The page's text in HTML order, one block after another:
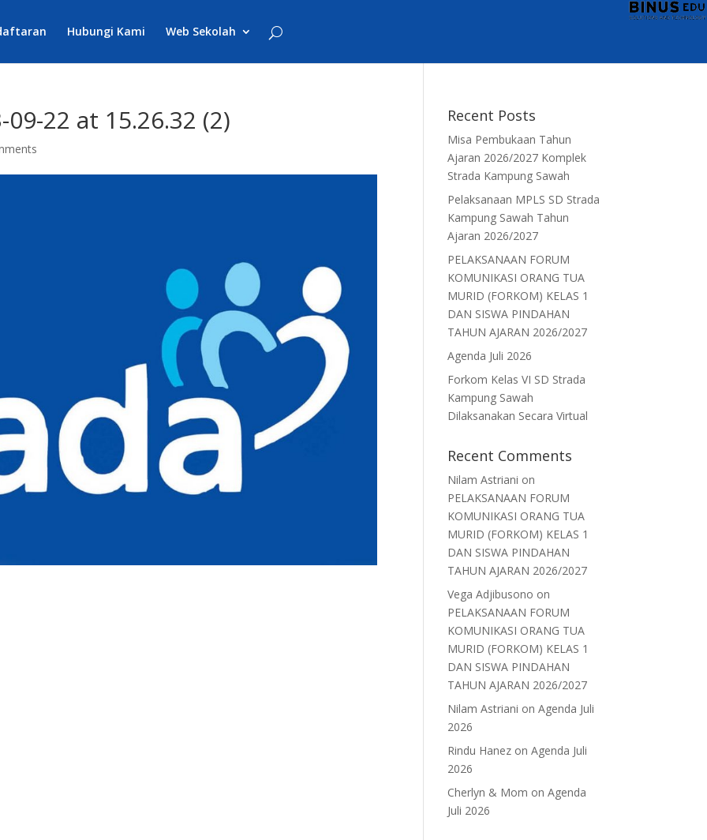
Hubungi Kami Web Sekolah
22 at 15.26.32 (2) Recent Posts
Misa Pembukaan Tahun
Ajaran 2026/2027 Komplek
Strada Kampung Sawah
Pelaksanaan MPLS SD Strada
Kampung Sawah Tahun
Ajaran 2026/2027
PELAKSANAAN FORUM
KOMUNIKASI ORANG TUA
MURID (FORKOM) KELAS 1
DAN SISWA PINDAHAN
TAHUN AJARAN 2026/2027
Agenda Juli 2026
Forkom Kelas VI SD Strada
Kampung Sawah
Dilaksanakan Secara Virtual
Recent Comments
Nilam Astriani on
PELAKSANAAN FORUM
KOMUNIKASI ORANG TUA
MURID (FORKOM) KELAS 1
DAN SISWA PINDAHAN
TAHUN AJARAN 2026/2027
Vega Adjibusono on
PELAKSANAAN FORUM
KOMUNIKASI ORANG TUA
MURID (FORKOM) KELAS 1
DAN SISWA PINDAHAN
TAHUN AJARAN 2026/2027
Nilam Astriani onAgenda Juli
2026
Rindu Hanez onAgenda Juli
2026
Cherlyn & Mom onAgenda
Juli 2026